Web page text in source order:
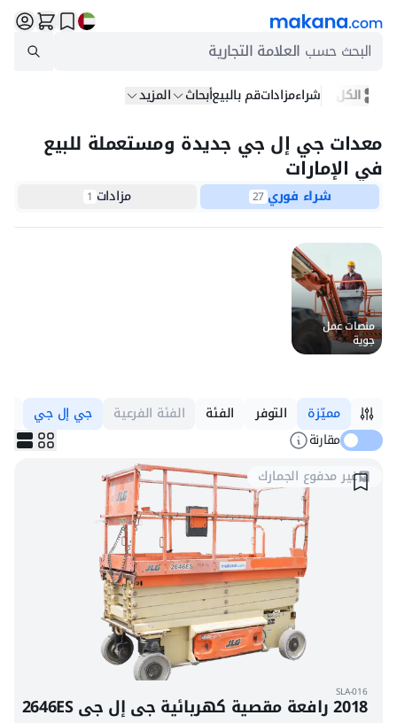
البحث حسب العلامة التجارية
الكل شراءمزاداتقم بالبيعأبحاث المزيد
معدات جي إل جي جديدة ومستعملة للبيع
في الإمارات
شراء فوري 27 مزادات 1
منصات عمل
جوية
مميّزة التوفر الفئة الفئة الفرعية جي إل جي
مقارنة
غير مدفوع الجمارك
SLA-016
2018 رافعة مقصية كهربائية جي إل جي 2646ES